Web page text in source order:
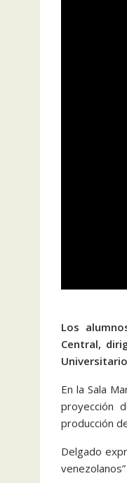
Los
Central,
En la Sala
proyección
producción
Delgado